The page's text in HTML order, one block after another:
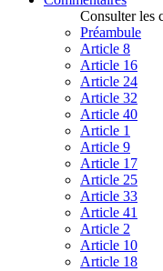
Consulter les
Préambule
Article 8
Article 16
Article 24
Article 32
Article 40
Article 1
Article 9
Article 17
Article 25
Article 33
Article 41
Article 2
Article 10
Article 18